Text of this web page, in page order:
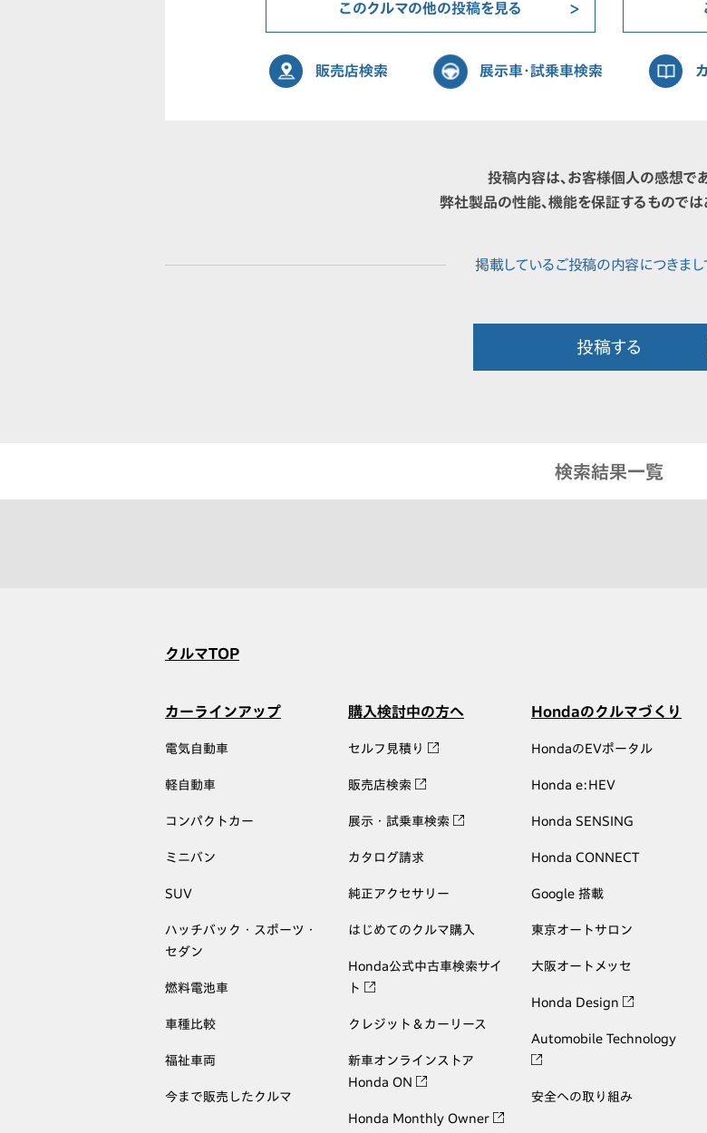
このクルマの他の投稿を見る
販売店検索 展示車・試乗車検索
投稿内容は、お客様個人の感想であ
弊社製品の性能、機能を保証するものでは
投稿する
検索結果一覧
クルマTOP
カーラインアップ
電気自動車
軽自動車
コンパクトカー
ミニバン
SUV
ハッチバック・スポーツ・
セダン
燃料電池車
車種比較
福祉車両
今まで販売したクルマ
購入検討中の方へ
セルフ見積り
販売店検索
展示・試乗車検索
カタログ請求
純正アクセサリー
はじめてのクルマ購入
Honda公式中古車検索サイ
ト
クレジット＆カーリース
新車オンラインストア
Honda ON
Honda Monthly Owner
Hondaのクルマづくり
HondaのEVポータル
Honda e:HEV
Honda SENSING
Honda CONNECT
Google 搭載
東京オートサロン
大阪オートメッセ
Honda Design
Automobile Technology
安全への取り組み